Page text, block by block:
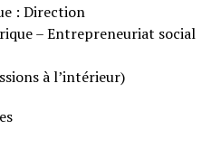
: Direction
– Entrepreneuriat social
à l’intérieur)